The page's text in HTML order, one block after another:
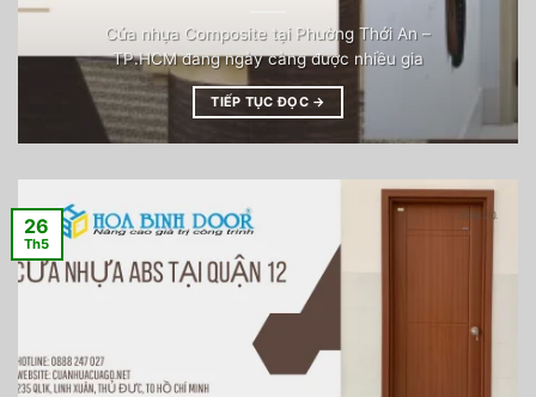
Cửa nhựa Composite tại Phường Thới An –
TP.HCM đang ngày càng được nhiều gia
TIẾP TỤC ĐỌC →
26
Th5